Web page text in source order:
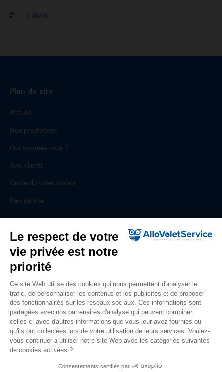
Liévin
Plan du site
Accueil
Nos prestations
Qui sommes-nous ?
Avis clients
Guide du volet roulant
Plan du site
Pour les professionnels
Professionnels, des prestations ad hoc
Rejoignez un réseau national, nous recrutons !
Liens utiles
Mentions légales
Données personnelles
Le respect de votre
vie privée est notre
priorité
Ce site Web utilise des cookies qui nous permettent d'analyser le
trafic, de personnaliser les contenus et les publicités et de proposer
des fonctionnalités sur les réseaux sociaux. Ces informations sont
partagées avec nos partenaires d'analyse qui peuvent combiner
celles-ci avec d'autres informations que vous leur avez fournies ou
qu'ils ont collectées lors de votre utilisation de leurs services. Voulez-
vous continuer à utiliser notre site Web avec les catégories suivantes
de cookies activées ?
Consentements certifiés par